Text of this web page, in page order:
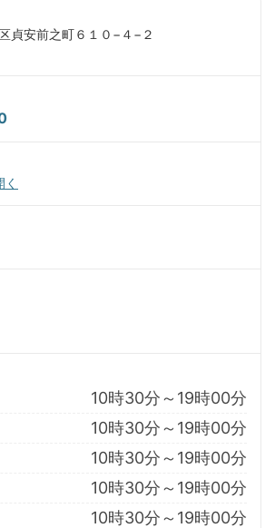
貞安前之町６１０−４−２
10時30分～19時00分
10時30分～19時00分
10時30分～19時00分
10時30分～19時00分
10時30分～19時00分